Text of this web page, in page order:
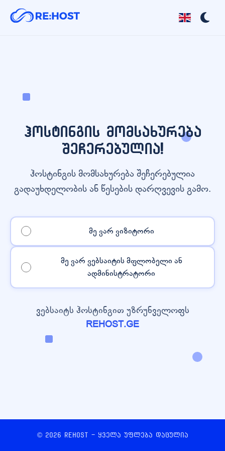
ჰოსტინგის მომსახურება
შეჩერებულია!
ჰოსტინგის მომსახურება შეჩერებულია
გადაუხდელობის ან წესების დარღვევის გამო.
მე ვარ ვიზიტორი
მე ვარ ვებსაიტის მფლობელი ან
ადმინისტრატორი
ვებსაიტს ჰოსტინგით უზრუნველოფს
REHOST.GE
© 2026 REHOST - ყველა უფლება დაცულია